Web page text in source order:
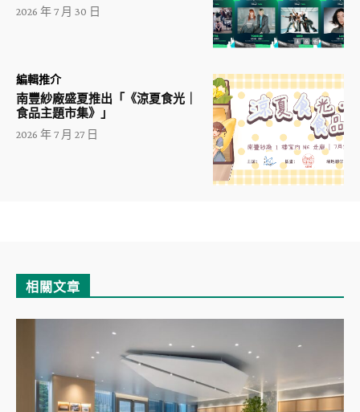
2026 年 7 月 30 日
編輯推介
南豐紗廠盛夏推出「《涼夏食光｜
食品主題市集》」
2026 年 7 月 27 日
相關文章